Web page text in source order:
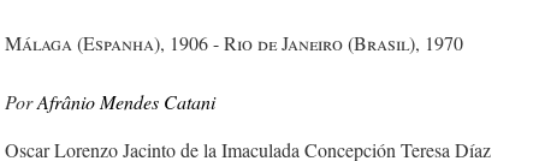
Málaga (Espanha), 1906 - Rio de Janeiro (Brasil), 1970
Afrânio Mendes Catani
Oscar Lorenzo Jacinto de la Imaculada Concepción Teresa Díaz